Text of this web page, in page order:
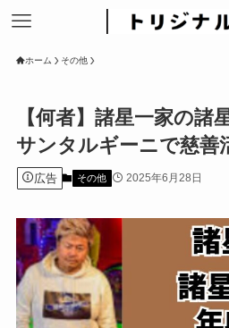
ホーム その他
【何者】諸星一家の諸
サンタルギーニで慈善
広告 その他 2025年6月28日